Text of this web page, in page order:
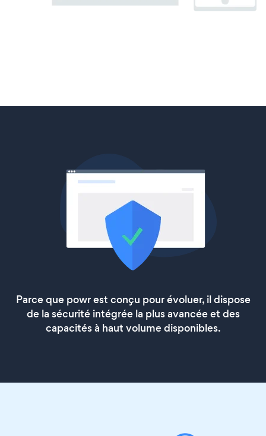
Parce que powr est conçu pour évoluer, il dispose
de la sécurité intégrée la plus avancée et des
capacités à haut volume disponibles.